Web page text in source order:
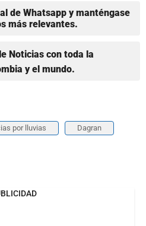
de Whatsapp y manténgase
más relevantes.
Noticias con toda la
y el mundo.
por lluvias Dagran